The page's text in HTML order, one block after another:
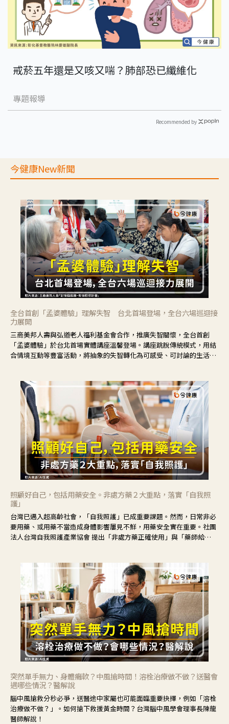
戒菸五年還是又咳又喘？肺部恐已纖維化
專題報導
Recommended by
今健康New新聞
全台首創「孟婆體驗」理解失智 台北首場登場，全台六場巡迴接
力展開
三商美邦人壽與弘道老人福利基金會合作，推廣失智關懷，全台首創
「孟婆體驗」於台北首場實體講座溫馨登場。講座跳脫傳統模式，用結
合情境互動等豐富活動，將抽象的失智轉化為可感受、可討論的生活情
照顧好自己，包括用藥安全。非處方藥２大重點，落實「自我照
護」
台灣已邁入超高齡社會，「自我照護」已成重要課題。然而，日常非必
要用藥、或用藥不當造成身體影響屢見不鮮，用藥安全實在重要。社團
法人台灣自我照護產業協會 提出「非處方藥正確使用」與「藥師給
突然單手無力、身體癱軟？中風搶時間！溶栓治療做不做？送醫會
遇哪些情況？醫解說
腦中風搶救分秒必爭，送醫途中家屬也可能面臨重要抉擇，例如「溶栓
治療做不做？」。如何搶下救援黃金時間？台灣腦中風學會理事長陳龍
醫師解說！